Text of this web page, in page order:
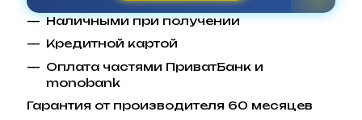
Наличными при получении
Кредитной картой
Оплата частями ПриватБанк и
monobank
Гарантия от производителя 60 месяцев